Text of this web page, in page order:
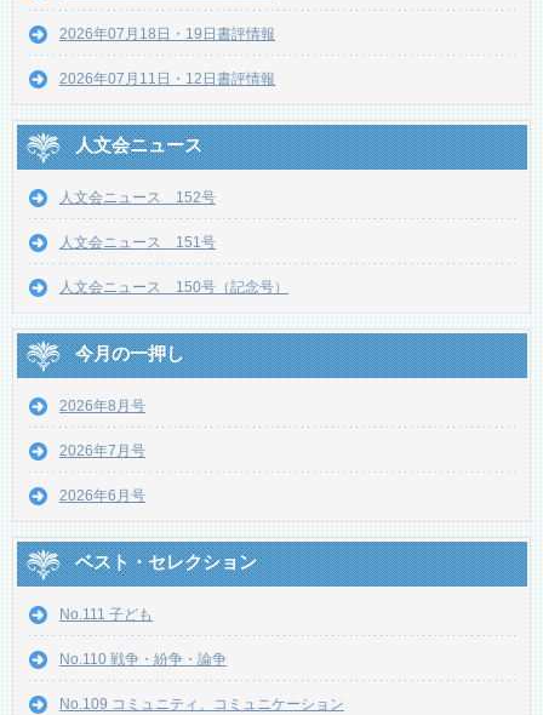
2026年07月18日・19日書評情報
2026年07月11日・12日書評情報
人文会ニュース
人文会ニュース 152号
人文会ニュース 151号
人文会ニュース 150号（記念号）
今月の一押し
2026年8月号
2026年7月号
2026年6月号
ベスト・セレクション
No.111 子ども
No.110 戦争・紛争・論争
No.109 コミュニティ、コミュニケーション